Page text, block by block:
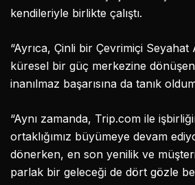
kendileriyle birlikte çalıştı.
“Ayrıca, Çinli bir Çevrimiçi Seyahat
küresel bir güç merkezine
inanılmaz başarısına da tanık
“Aynı zamanda, Trip.com ile
ortaklığımız büyümeye devam
dönerken, en son yenilik ve müşteri
parlak bir geleceği de dört gözle